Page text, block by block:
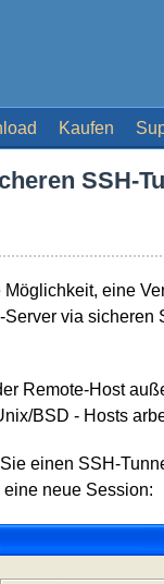
Kaufen
SSH-
eine
via sicheren
Remote-Host
BSD - Hosts
einen SSH-
neue Session: